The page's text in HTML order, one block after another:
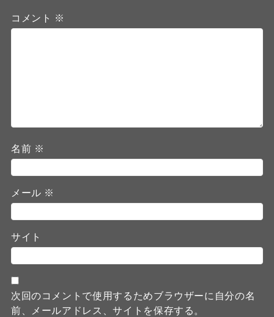
コメント ※
名前 ※
メール ※
サイト
次回のコメントで使用するためブラウザーに自分の名
前、メールアドレス、サイトを保存する。